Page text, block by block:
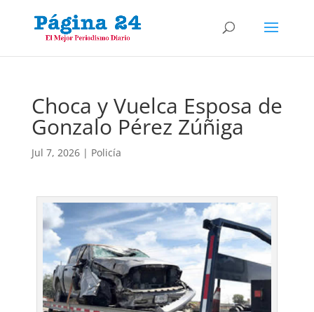
Choca y Vuelca Esposa de
Gonzalo Pérez Zúñiga
Jul 7, 2026| Policía